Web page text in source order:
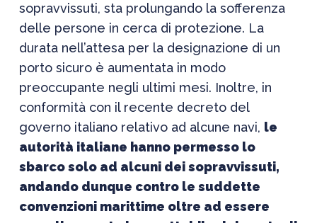
sopravvissuti, sta prolungando la sofferenza
delle persone in cerca di protezione. La
durata nell’attesa per la designazione di un
porto sicuro è aumentata in modo
preoccupante negli ultimi mesi. Inoltre, in
conformità con il recente decreto del
governo italiano relativo ad alcune navi, le
autorità italiane hanno permesso lo
sbarco solo ad alcuni dei sopravvissuti,
andando dunque contro le suddette
convenzioni marittime oltre ad essere